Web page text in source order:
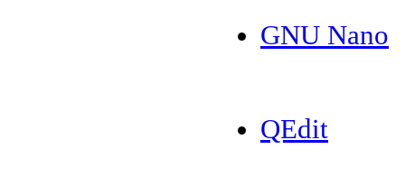
GNU Nano
QEdit